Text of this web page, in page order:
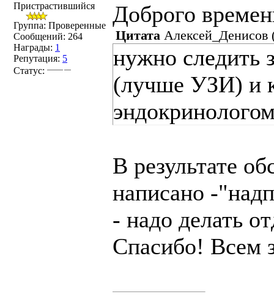
Пристрастившийся
Группа: Проверенные
Сообщений: 264
Награды: 1
Репутация: 5
Статус:
Доброго
Цитата Алексей_Денисов
нужно следить
(лучше УЗИ) и
В результате
написано -
- надо делать
Спасибо! Всем